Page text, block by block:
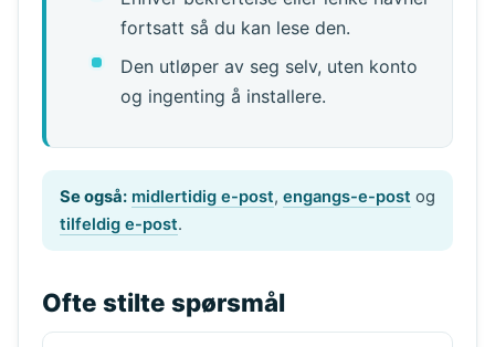
fortsatt så du kan lese den.
Den utløper av seg selv, uten konto
og ingenting å installere.
Se også: midlertidig e-post, engangs-e-post og
tilfeldig e-post.
Ofte stilte spørsmål